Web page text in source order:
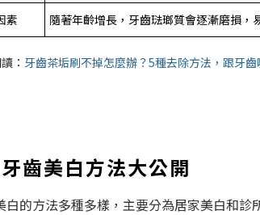
素 隨著年齡增長，牙齒琺瑯質會逐漸磨損，
： 牙齒茶垢刷不掉怎麼辦？5種去除方法，跟牙齒
齒美白方法大公開
白的方法多種多樣，主要分為居家美白和診